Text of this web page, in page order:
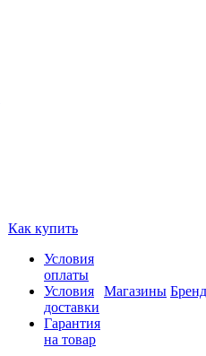
Как купить
Условия
оплаты
Условия
доставки
Гарантия
на товар
Магазины